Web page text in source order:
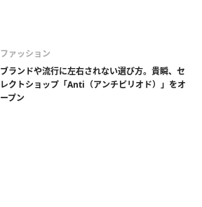
ファッション
ブランドや流行に左右されない選び方。貴瞬、セ
レクトショップ「Anti（アンチピリオド）」をオ
ープン